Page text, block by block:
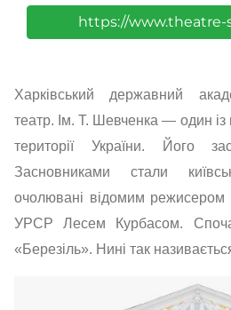
https://www.theatre-
Харківський державний
театр. Ім. Т. Шевченка — один із
території України. Його
Засновниками стали
очолювані відомим режисером
УРСР Лесем Курбасом.
«Березіль». Нині так